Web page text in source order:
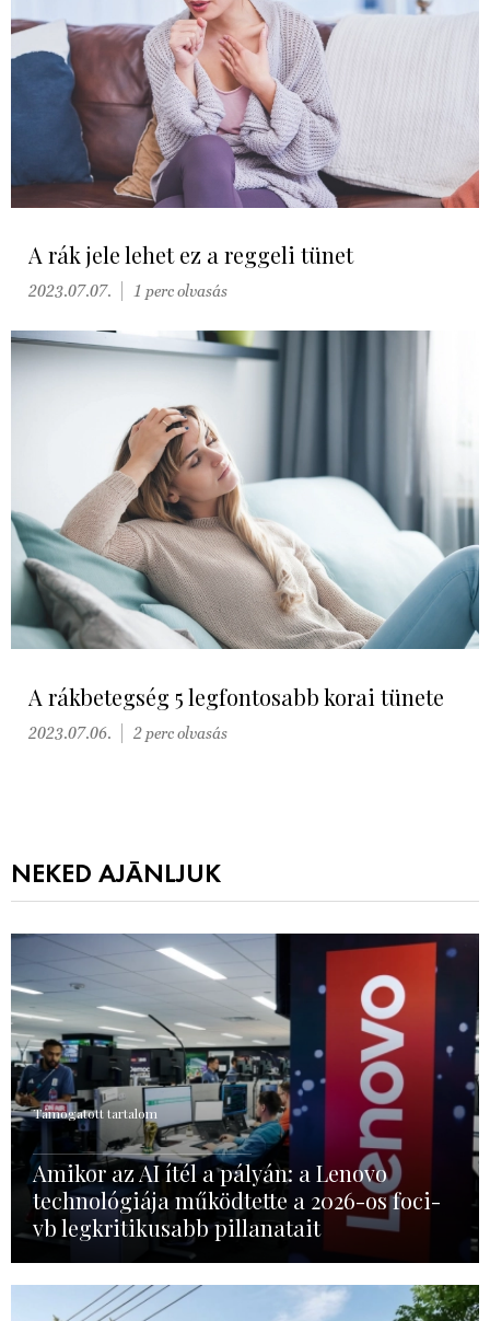
A rák jele lehet ez a reggeli tünet
2023.07.07. 1 perc olvasás
A rákbetegség 5 legfontosabb korai tünete
2023.07.06. 2 perc olvasás
NEKED AJÁNLJUK
Támogatott tartalom
Amikor az AI ítél a pályán: a Lenovo
technológiája működtette a 2026-os foci-
vb legkritikusabb pillanatait